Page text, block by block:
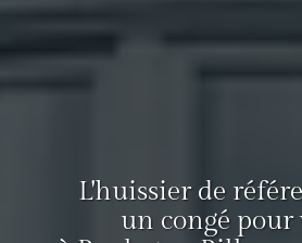
L'huissier de
un congé pour